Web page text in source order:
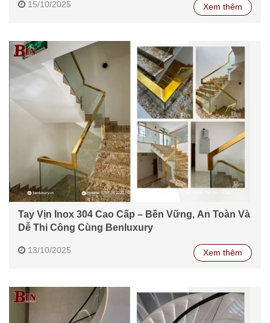
15/10/2025 Xem thêm
Tay Vịn Inox 304 Cao Cấp – Bền Vững, An Toàn Và
Dễ Thi Công Cùng Benluxury
13/10/2025 Xem thêm